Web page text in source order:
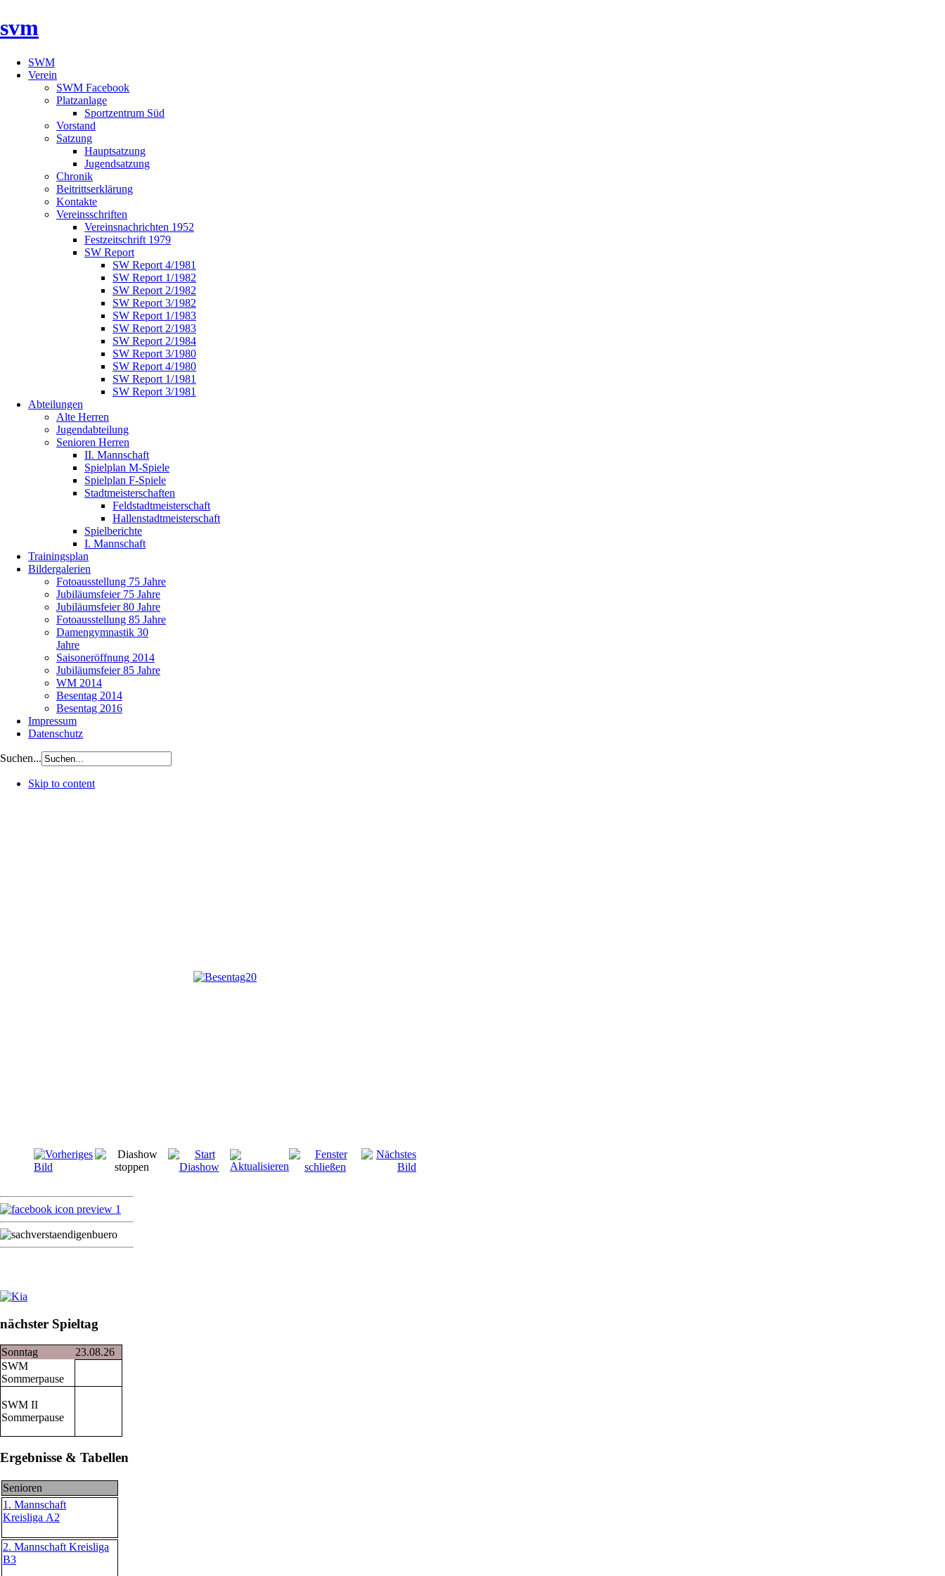
svm
SWM
Verein
SWM Facebook
Platzanlage
Sportzentrum Süd
Vorstand
Satzung
Hauptsatzung
Jugendsatzung
Chronik
Beitrittserklärung
Kontakte
Vereinsschriften
Vereinsnachrichten 1952
Festzeitschrift 1979
SW Report
SW Report 4/1981
SW Report 1/1982
SW Report 2/1982
SW Report 3/1982
SW Report 1/1983
SW Report 2/1983
SW Report 2/1984
SW Report 3/1980
SW Report 4/1980
SW Report 1/1981
SW Report 3/1981
Abteilungen
Alte Herren
Jugendabteilung
Senioren Herren
II. Mannschaft
Spielplan M-Spiele
Spielplan F-Spiele
Stadtmeisterschaften
Feldstadtmeisterschaft
Hallenstadtmeisterschaft
Spielberichte
I. Mannschaft
Trainingsplan
Bildergalerien
Fotoausstellung 75 Jahre
Jubiläumsfeier 75 Jahre
Jubiläumsfeier 80 Jahre
Fotoausstellung 85 Jahre
Damengymnastik 30
Jahre
Saisoneröffnung 2014
Jubiläumsfeier 85 Jahre
WM 2014
Besentag 2014
Besentag 2016
Impressum
Datenschutz
Suchen...
Skip to content
nächster Spieltag
Sonntag
23.08.26
SWM
Sommerpause
SWM II
Sommerpause
Ergebnisse & Tabellen
Senioren
1. Mannschaft
Kreisliga A2
2. Mannschaft Kreisliga
B3